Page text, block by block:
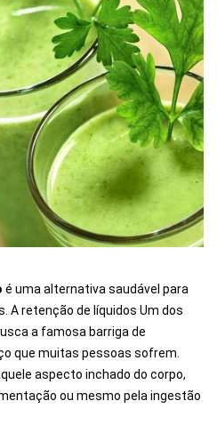
é uma alternativa saudável para
A retenção de líquidos Um dos
a famosa barriga de
que muitas pessoas sofrem.
aspecto inchado do corpo,
ou mesmo pela ingestão